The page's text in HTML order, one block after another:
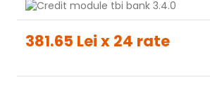
381.65 Lei x 24 rate